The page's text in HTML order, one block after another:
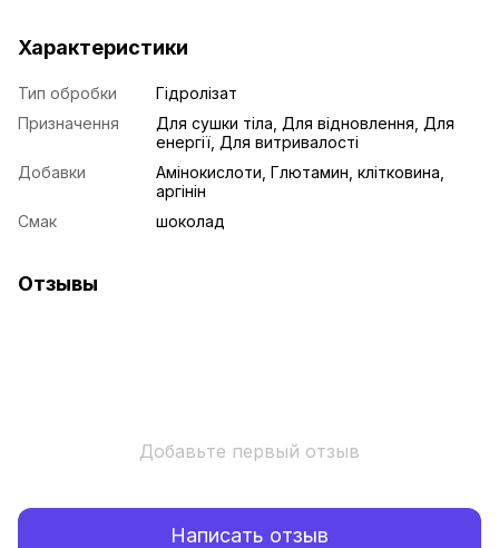
Характеристики
Тип обробки
Гідролізат
Призначення
Для сушки тіла, Для відновлення, Для
енергії, Для витривалості
Добавки
Амінокислоти, Глютамин, клітковина,
аргінін
Смак
шоколад
Отзывы
Добавьте первый отзыв
Написать отзыв